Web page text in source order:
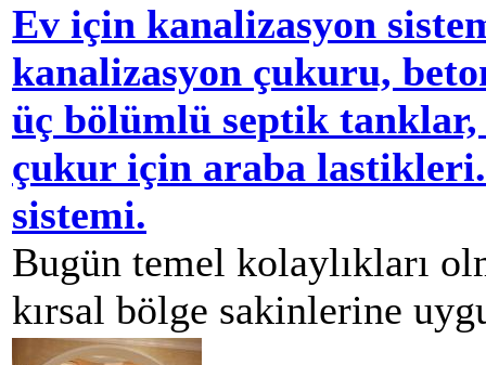
Ev için kanalizasyon
kanalizasyon çukuru,
üç bölümlü septik tanklar,
çukur için araba
sistemi.
Bugün temel kolaylıkları
kırsal bölge sakinlerine